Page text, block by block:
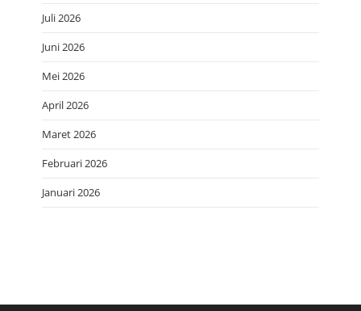
Juli 2026
Juni 2026
Mei 2026
April 2026
Maret 2026
Februari 2026
Januari 2026